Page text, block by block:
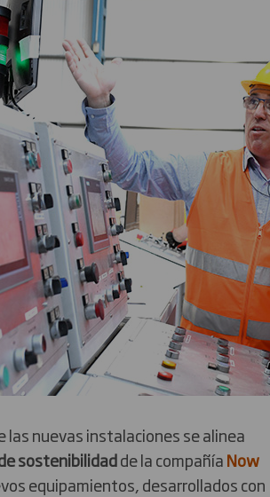
las nuevas instalaciones se alinea
sostenibilidadde la compañíaNow
equipamientos, desarrollados con